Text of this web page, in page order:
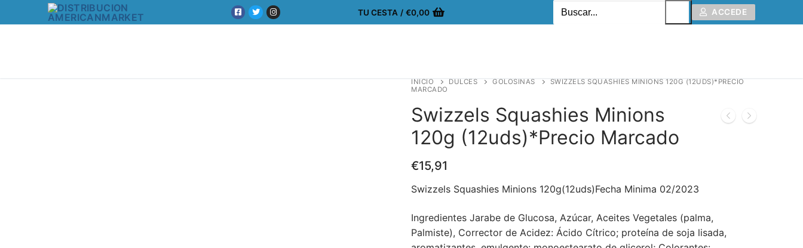
TU CESTA / €0,00 ACCEDE
INICIO DULCES GOLOSINAS
SWIZZELS SQUASHIES MINIONS 120G (12UDS)*PRECIO
MARCADO
Swizzels Squashies Minions
120g (12uds)*Precio Marcado
€15,91
Swizzels Squashies Minions 120g(12uds)Fecha Minima 02/2023
Ingredientes Jarabe de Glucosa, Azúcar, Aceites Vegetales (palma,
Palmiste), Corrector de Acidez: Ácido Cítrico; proteína de soja lisada,